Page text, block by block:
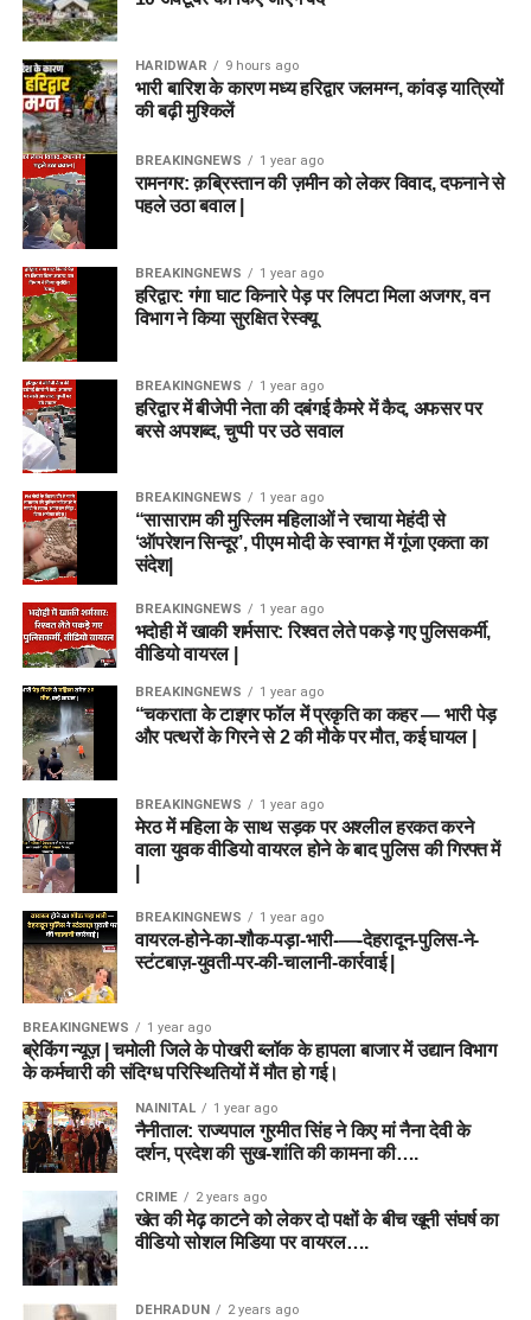
HARIDWAR 9 hours ago
भारी बारिश के कारण मध्य हरिद्वार जलमग्न, कांवड़ यात्रियों
की बढ़ी मुश्किलें
BREAKINGNEWS 1 year ago
रामनगर: क़ब्रिस्तान की ज़मीन को लेकर विवाद, दफनाने से
पहले उठा बवाल |
BREAKINGNEWS 1 year ago
हरिद्वार: गंगा घाट किनारे पेड़ पर लिपटा मिला अजगर, वन
विभाग ने किया सुरक्षित रेस्क्यू
BREAKINGNEWS 1 year ago
हरिद्वार में बीजेपी नेता की दबंगई कैमरे में कैद, अफसर पर
बरसे अपशब्द, चुप्पी पर उठे सवाल
BREAKINGNEWS 1 year ago
“सासाराम की मुस्लिम महिलाओं ने रचाया मेहंदी से
‘ऑपरेशन सिन्दूर’, पीएम मोदी के स्वागत में गूंजा एकता का
संदेश|
BREAKINGNEWS 1 year ago
भदोही में खाकी शर्मसार: रिश्वत लेते पकड़े गए पुलिसकर्मी,
वीडियो वायरल |
BREAKINGNEWS 1 year ago
“चकराता के टाइगर फॉल में प्रकृति का कहर — भारी पेड़
और पत्थरों के गिरने से 2 की मौके पर मौत, कई घायल |
BREAKINGNEWS 1 year ago
मेरठ में महिला के साथ सड़क पर अश्लील हरकत करने
वाला युवक वीडियो वायरल होने के बाद पुलिस की गिरफ्त में
BREAKINGNEWS 1 year ago
वायरल-होने-का-शौक-पड़ा-भारी-—-देहरादून-पुलिस-ने-
स्टंटबाज़-युवती-पर-की-चालानी-कार्रवाई |
BREAKINGNEWS 1 year ago
ब्रेकिंग न्यूज़ | चमोली जिले के पोखरी ब्लॉक के हापला बाजार में उद्यान विभाग
के कर्मचारी की संदिग्ध परिस्थितियों में मौत हो गई।
NAINITAL 1 year ago
नैनीताल: राज्यपाल गुरमीत सिंह ने किए मां नैना देवी के
दर्शन, प्रदेश की सुख-शांति की कामना की….
CRIME 2 years ago
खेत की मेढ़ काटने को लेकर दो पक्षों के बीच खूनी संघर्ष का
वीडियो सोशल मिडिया पर वायरल….
DEHRADUN 2 years ago